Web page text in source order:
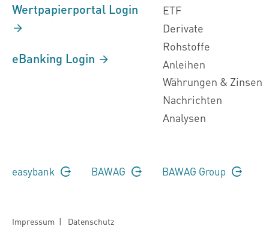
Wertpapierportal Login
eBanking Login
ETF
Derivate
Rohstoffe
Anleihen
Währungen & Zinsen
Nachrichten
Analysen
easybank BAWAG BAWAG Group
Impressum | Datenschutz